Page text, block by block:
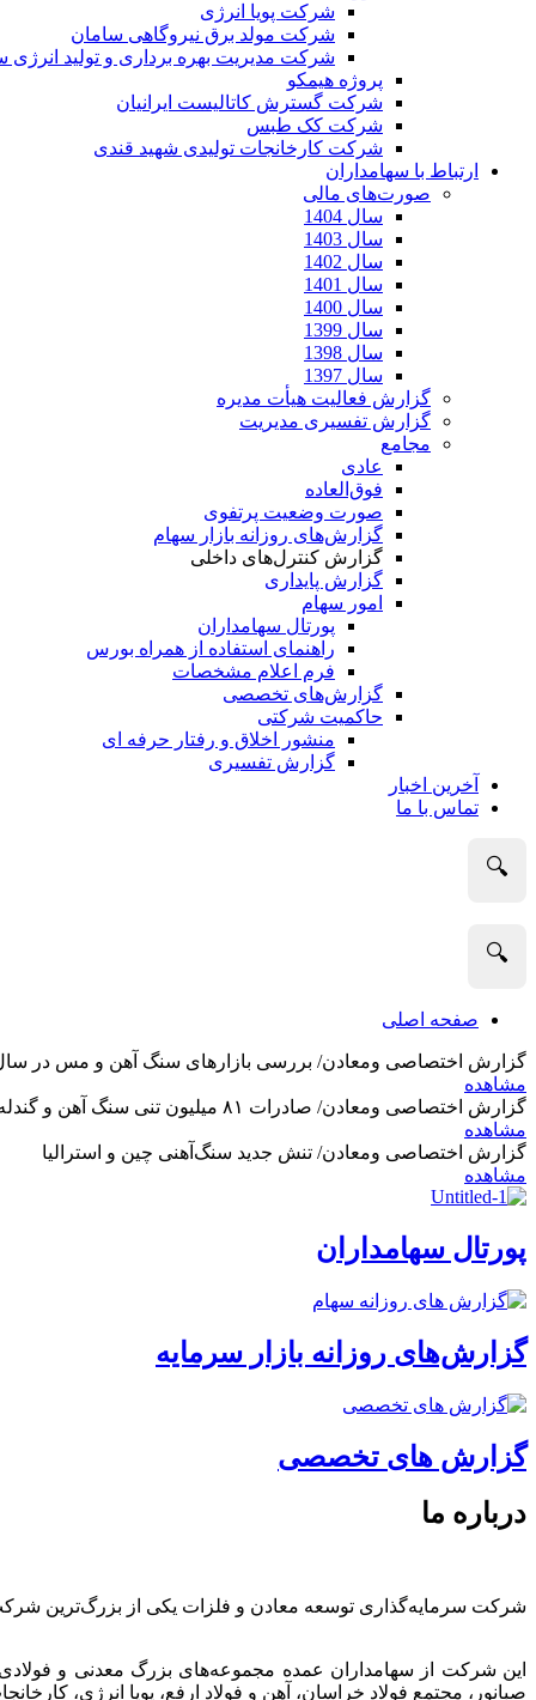
شرکت پویا انرژی
شرکت مولد برق نیروگاهی سامان
شرکت مدیریت بهره برداری و تولید انرژی
پروژه هیمکو
شرکت گسترش کاتالیست ایرانیان
شرکت کک طبس
شرکت کارخانجات تولیدی شهید قندی
ارتباط با سهامداران
صورت‌های مالی
سال 1404
سال 1403
سال 1402
سال 1401
سال 1400
سال 1399
سال 1398
سال 1397
گزارش فعالیت هیأت مدیره
گزارش تفسیری مدیریت
مجامع
عادی
فوق‌العاده
صورت وضعیت پرتفوی
گزارش‌های روزانه بازار سهام
گزارش کنترل‌های داخلی
گزارش پایداری
امور سهام
پورتال سهامداران
راهنمای استفاده از همراه بورس
فرم اعلام مشخصات
گزارش‌های تخصصی
حاکمیت شرکتی
منشور اخلاق و رفتار حرفه­ ای
گزارش تفسیری
آخرین اخبار
تماس با ما
🔍
🔍
صفحه اصلی
گزارش اختصاصی ومعادن/ بررسی بازارهای سنگ آهن و مس در سال 2025 و نگاه تحلیلگران به
مشاهده
گزارش اختصاصی ومعادن/ صادرات ۸۱ میلیون تنی سنگ آهن و گندله استرالیا در ماه گذشته
مشاهده
گزارش اختصاصی ومعادن/ تنش جدید سنگ‌آهنی چین و استرالیا
مشاهده
پورتال سهامداران
گزارش‌های روزانه بازار سرمایه
گزارش های تخصصی
درباره ما
شرکت سرمایه‌گذاری توسعه معادن و فلزات یکی از بزرگ‌ترین
این شرکت از سهامداران عمده مجموعه‌های بزرگ معدنی و
صبانور، مجتمع فولاد خراسان، آهن و فولاد ارفع، پویا انرژی،